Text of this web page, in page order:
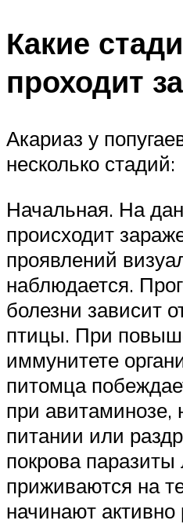
Какие
проходит
Акариаз у
несколько стадий:
Начальная. На
происходит
проявлений
наблюдается.
болезни зависит
птицы. При
иммунитете
питомца
при авитаминозе,
питании или
покрова паразиты
приживаются на
начинают